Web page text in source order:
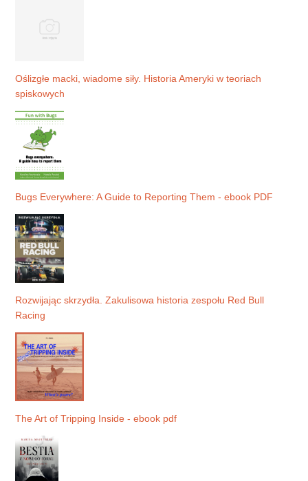
Oślizgłe macki, wiadome siły. Historia Ameryki w teoriach
spiskowych
Bugs Everywhere: A Guide to Reporting Them - ebook PDF
Rozwijając skrzydła. Zakulisowa historia zespołu Red Bull
Racing
The Art of Tripping Inside - ebook pdf